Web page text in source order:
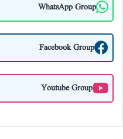
WhatsApp Group
Facebook Group
Youtube Group